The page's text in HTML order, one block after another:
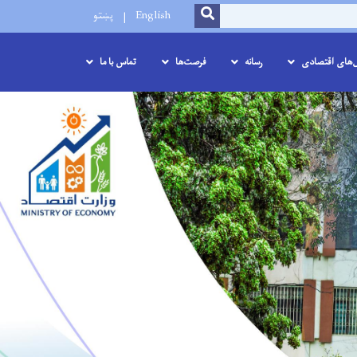
SEARCH
English پښتو
اقتصادی رسانه فرصت‌ها تماس با ما